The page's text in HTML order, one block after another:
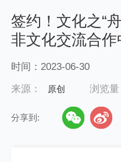
签约！文化之“
非文化交流合
时间：2023-06-30
来源： 原创 浏览量
分享到: